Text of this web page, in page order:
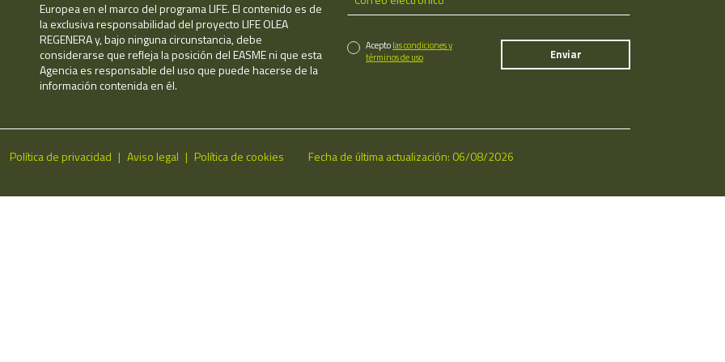
Europea en el marco del programa LIFE. El contenido es de
la exclusiva responsabilidad del proyecto LIFE OLEA
REGENERA y, bajo ninguna circunstancia, debe
considerarse que refleja la posición del EASME ni que esta
Agencia es responsable del uso que puede hacerse de la
información contenida en él.
Aceptolas condiciones y
términos de uso
Política de privacidad Aviso legal Política de cookies Fecha de última actualización: 06/08/2026